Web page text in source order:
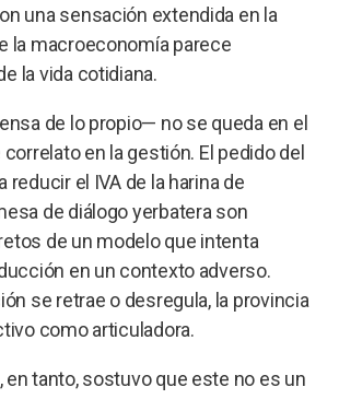
una sensación extendida en la
la macroeconomía parece
la vida cotidiana.
de lo propio— no se queda en el
en la gestión. El pedido del
reducir el IVA de la harina de
de diálogo yerbatera son
de un modelo que intenta
en un contexto adverso.
se retrae o desregula, la provincia
como articuladora.
, en tanto, sostuvo que este no es un